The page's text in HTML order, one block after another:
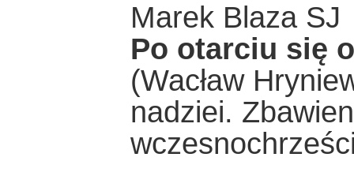
Marek Blaza SJ
Po otarciu się
(Wacław
nadziei.